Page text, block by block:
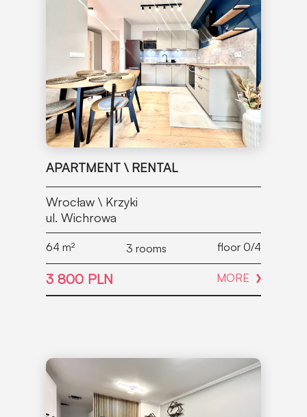
APARTMENT \ RENTAL
Wrocław \ Krzyki
ul. Wichrowa
64 m² 3 rooms floor 0/4
3 800 PLN MORE